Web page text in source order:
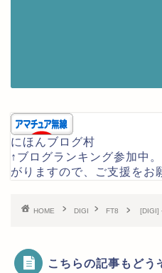
にほんブログ村
↑ブログランキング参加中
がりますので、ご支援をお
HOME DIGI FT8 [DIGI]
こちらの記事もどう